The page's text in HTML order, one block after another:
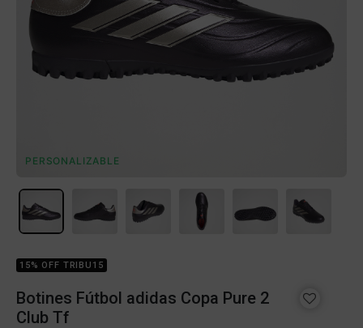
PERSONALIZABLE
15% OFF TRIBU15
Botines Fútbol adidas Copa Pure 2
Club Tf